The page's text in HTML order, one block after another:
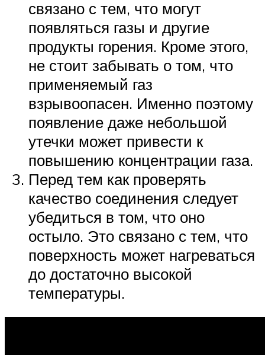
связано с тем, что могут
появляться газы и другие
продукты горения. Кроме этого,
не стоит забывать о том, что
применяемый газ
взрывоопасен. Именно поэтому
появление даже небольшой
утечки может привести к
повышению концентрации газа.
Перед тем как проверять
качество соединения следует
убедиться в том, что оно
остыло. Это связано с тем, что
поверхность может нагреваться
до достаточно высокой
температуры.